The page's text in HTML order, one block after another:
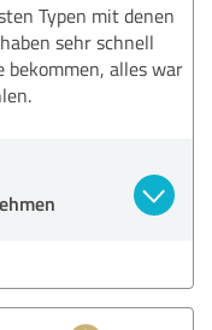
Typen mit denen
sehr schnell
alles war